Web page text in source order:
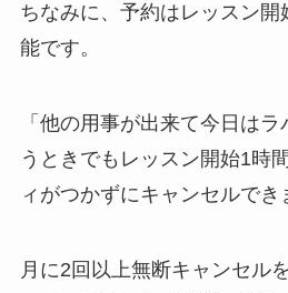
ちなみに、予約はレッスン
能です。
「他の用事が出来て今日はラ
うときでもレッスン開始1時
ィがつかずにキャンセルでき
月に2回以上無断キャンセル